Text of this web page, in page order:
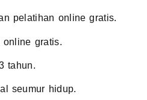
pelatihan online gratis.
gratis.
tahun.
seumur hidup.